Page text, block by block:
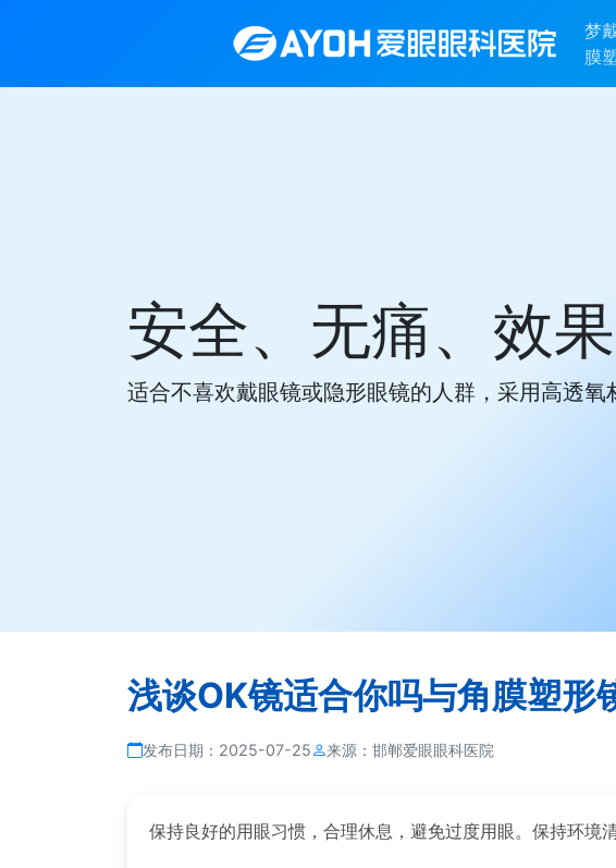
梦
膜
安全、无痛、效
适合不喜欢戴眼镜或隐形眼镜的人群，采用高透氧
浅谈OK镜适合你吗与角膜塑形
发布日期： 2025-07-25 来源： 邯郸爱眼眼科医院
保持良好的用眼习惯，合理休息，避免过度用眼。保持环境